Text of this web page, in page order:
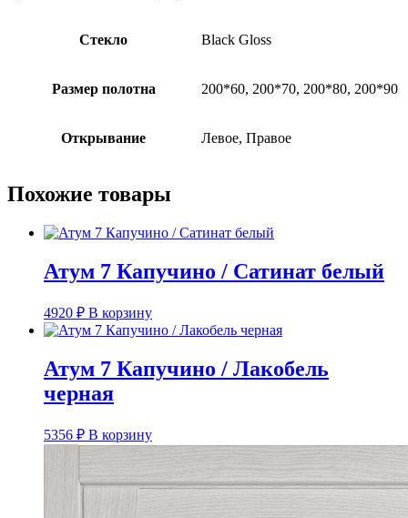
Стекло Black Gloss
Размер полотна 200*60, 200*70, 200*80, 200*90
Открывание Левое, Правое
Похожие товары
Атум 7 Капучино / Сатинат белый
4920 ₽ В корзину
Атум 7 Капучино / Лакобель
черная
5356 ₽ В корзину